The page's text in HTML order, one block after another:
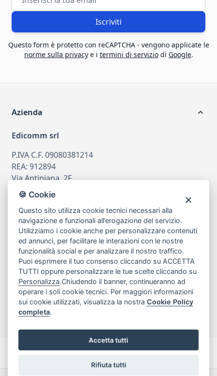
Iscriviti
Questo form è protetto con reCAPTCHA - vengono applicate le
norme sulla privacye i termini di serviziodi Google.
Azienda
Edicomm srl
P.IVA C.F. 09080381214
REA: 912894
Via Antiniana, 2F
80078 Pozzuoli
tel081.7515380
emailinfo@edicomm.it
Assistenza Clienti
Chi siamo
My Account
🍪 Cookie
Questo sito utilizza cookie tecnici necessari alla
navigazione e funzionali all’erogazione del servizio.
Utilizziamo i cookie anche per personalizzare contenuti
ed annunci, per facilitare le interazioni con le nostre
funzionalità social e per analizzare il nostro traffico.
Puoi esprimere il tuo consenso cliccando su ACCETTA
TUTTI oppure personalizzare le tue scelte cliccando su
Personalizza.Chiudendo il banner, continueranno ad
operare i soli cookie tecnici. Per maggiori informazioni
sui cookie utilizzati, visualizza la nostraCookie Policy
completa.
Accetta tutti
Rifiuta tutti